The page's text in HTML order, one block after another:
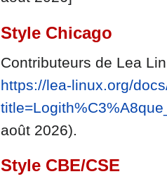
Style Chicago
Contributeurs de Lea
https://lea-linux.org/
août 2026).
Style CBE/CSE